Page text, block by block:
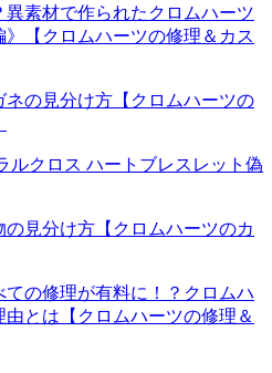
異素材で作られたクロムハーツ
【クロムハーツの修理＆カス
ネの見分け方【クロムハーツの
ルクロス ハートブレスレット偽
見分け方【クロムハーツのカ
の修理が有料に！？クロムハ
とは【クロムハーツの修理＆